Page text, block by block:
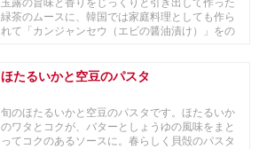
緑茶のムースに、韓国では家庭料理としても作ら
れて「カンジャンセウ（エビの醤油漬け）」をの
ほたるいかと空豆のパスタ
旬のほたるいかと空豆のパスタです。ほたるいか
のワタとコクが、バターとしょうゆの風味をまと
ってコクのあるソースに。春らしく貝殻のパスタ